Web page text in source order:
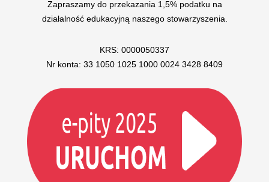
Zapraszamy do przekazania 1,5% podatku na
działalność edukacyjną naszego stowarzyszenia.
KRS: 0000050337
Nr konta: 33 1050 1025 1000 0024 3428 8409